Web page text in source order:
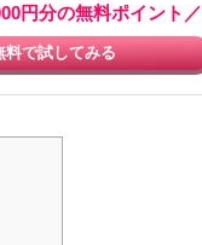
円分の無料ポイント／
料で試してみる